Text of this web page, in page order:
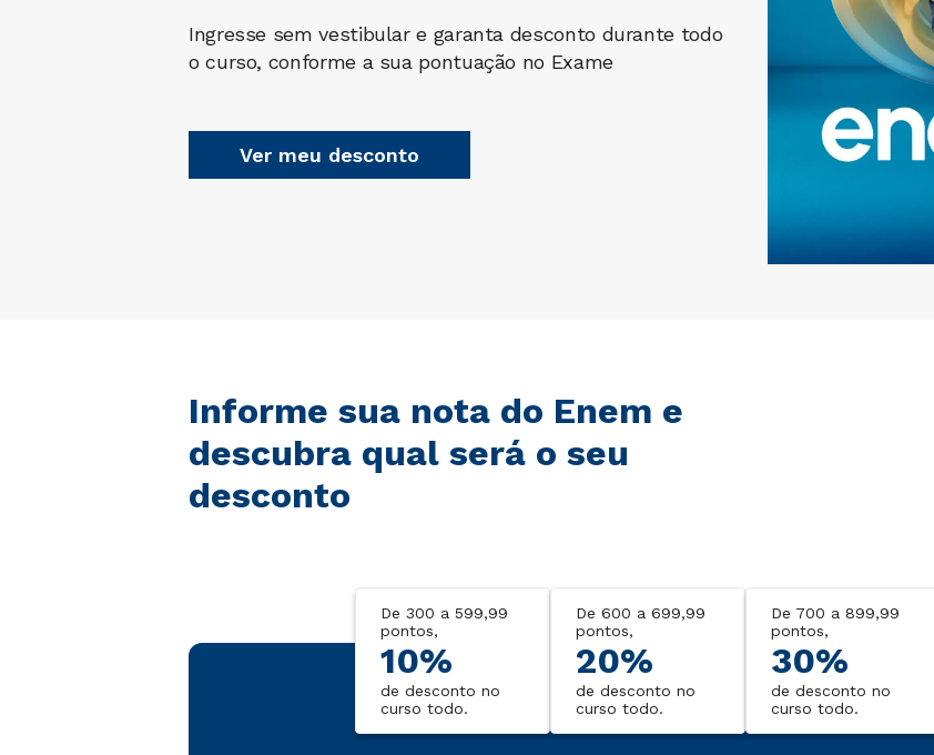
Ingresse sem vestibular e garanta desconto durante todo
o curso, conforme a sua pontuação no Exame
Ver meu desconto
Informe sua nota do Enem e
descubra qual será o seu
desconto
De 300 a 599,99
pontos,
10%
de desconto no
curso todo.
De 600 a 699,99
pontos,
20%
de desconto no
curso todo.
De 700 a 899,99
pontos,
30%
de desconto no
curso todo.